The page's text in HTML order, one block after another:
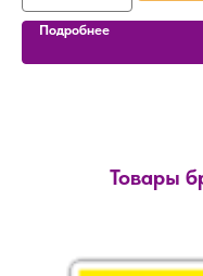
Подробнее
Товары